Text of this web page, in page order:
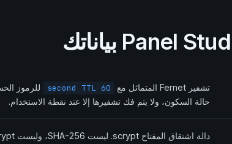
تشفير Fernet المتماثل مع 60 second TTL
للرموز
حالة السكون، ولا يتم فك تشفيرها إلا عند نقطة الاستخدام.